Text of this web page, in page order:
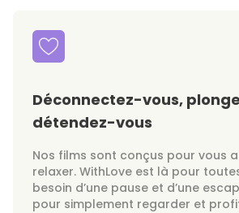
Déconnectez-vous,
détendez-vous
Nos films sont conçus pour vous
relaxer. WithLove est là pour
besoin d’une pause et d’une
pour simplement regarder et